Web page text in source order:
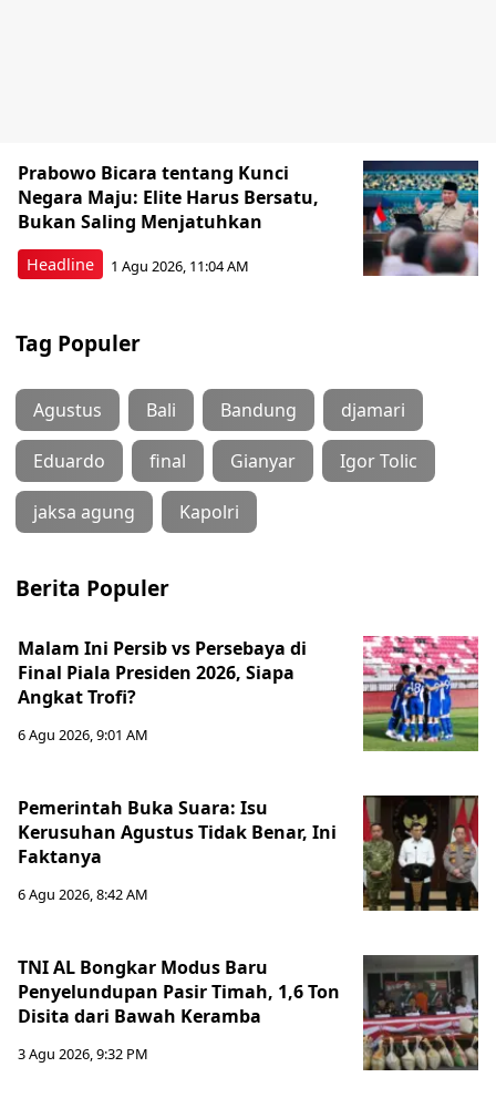
Headline
Prabowo Bicara tentang Kunci
Negara Maju: Elite Harus Bersatu,
Bukan Saling Menjatuhkan
1 Agu 2026, 11:04 AM
Tag Populer
Agustus Bali Bandung djamari
Eduardo final Gianyar Igor Tolic
jaksa agung Kapolri
Berita Populer
Malam Ini Persib vs Persebaya di
Final Piala Presiden 2026, Siapa
Angkat Trofi?
6 Agu 2026, 9:01 AM
Pemerintah Buka Suara: Isu
Kerusuhan Agustus Tidak Benar, Ini
Faktanya
6 Agu 2026, 8:42 AM
TNI AL Bongkar Modus Baru
Penyelundupan Pasir Timah, 1,6 Ton
Disita dari Bawah Keramba
3 Agu 2026, 9:32 PM